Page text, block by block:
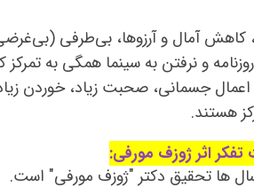
کاهش آمال و آرزوها، بی‌طرفی
و نرفتن به سینما همگی به
اعمال جسمانی، صحبت زیاد، خوردن
هستند.
اثر ژوزف مورفی:
ها تحقیق دکتر "ژوزف مورفی" است.